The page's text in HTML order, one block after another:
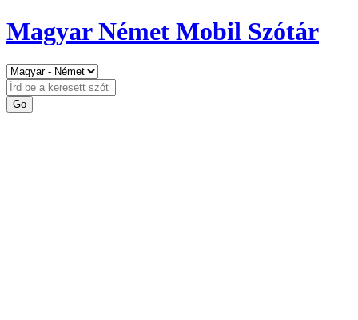
Magyar Német Mobil Szótár